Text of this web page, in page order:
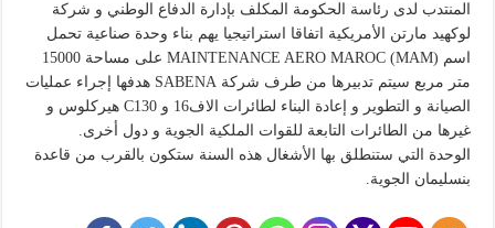
المنتدب لدى رئاسة الحكومة المكلف بإدارة الدفاع الوطني و شركة
لوكهيد مارتن الأمريكية اتفاقا استراتيجيا يهم بناء وحدة صناعية تحمل
اسم MAINTENANCE AERO MAROC (MAM) على مساحة 15000
متر مربع سيتم تدبيرها من طرف شركة SABENA هدفها إجراء عمليات
الصيانة و التطوير و إعادة البناء لطائرات الاف16 و C130 هيركلوس و
غيرها من الطائرات التابعة للقوات الملكية الجوية و دول أخرى.
الوحدة التي ستنطلق بها الأشغال هذه السنة ستكون بالقرب من قاعدة
بنسليمان الجوية.